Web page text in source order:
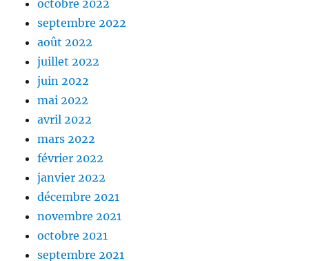
octobre 2022
septembre 2022
août 2022
juillet 2022
juin 2022
mai 2022
avril 2022
mars 2022
février 2022
janvier 2022
décembre 2021
novembre 2021
octobre 2021
septembre 2021